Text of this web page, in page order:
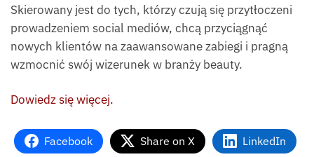
Skierowany jest do tych, którzy czują się przytłoczeni
prowadzeniem social mediów, chcą przyciągnąć
nowych klientów na zaawansowane zabiegi i pragną
wzmocnić swój wizerunek w branży beauty.
Dowiedz się więcej.
Facebook Share on X LinkedIn